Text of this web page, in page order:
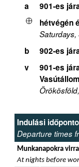
a 901-es
hétvégén
b 902-es
v
901-es
Indulási
Departure times
Munkanapokra
At nights before